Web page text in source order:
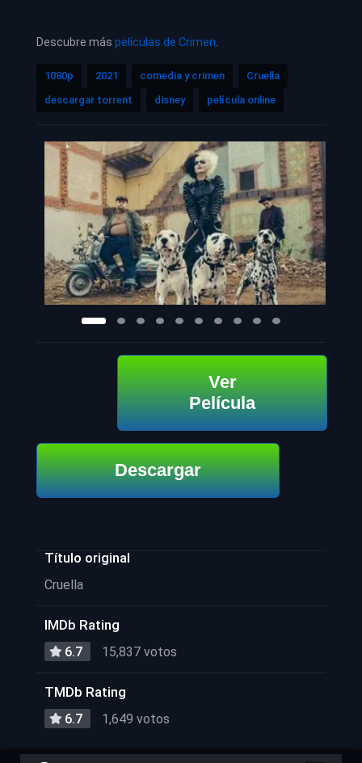
Descubre más películas de Crimen
1080p 2021 comedia y crimen
Cruella
descargar torrent
disney película online
Ver
Película
Descargar
Título original
Cruella
IMDb Rating
6.7 15,837 votos
TMDb Rating
6.7 1,649 votos